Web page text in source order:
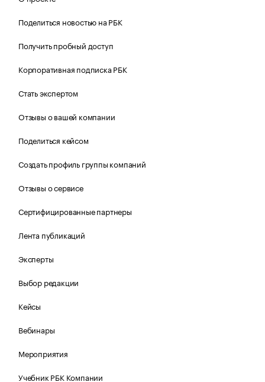
Поделиться новостью на РБК
Получить пробный доступ
Корпоративная подписка РБК
Стать экспертом
Отзывы о вашей компании
Поделиться кейсом
Создать профиль группы компаний
Отзывы о сервисе
Сертифицированные партнеры
Лента публикаций
Эксперты
Выбор редакции
Кейсы
Вебинары
Мероприятия
Учебник РБК Компании